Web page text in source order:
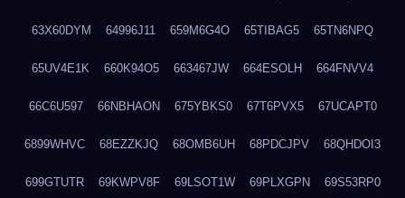
63X60DYM 64996J11 659M6G4O 65TIBAG5 65TN6NPQ
65UV4E1K 660K94O5 663467JW 664ESOLH 664FNVV4
66C6U597 66NBHAON 675YBKS0 67T6PVX5 67UCAPT0
6899WHVC 68EZZKJQ 68OMB6UH 68PDCJPV 68QHDOI3
699GTUTR 69KWPV8F 69LSOT1W 69PLXGPN 69S53RP0